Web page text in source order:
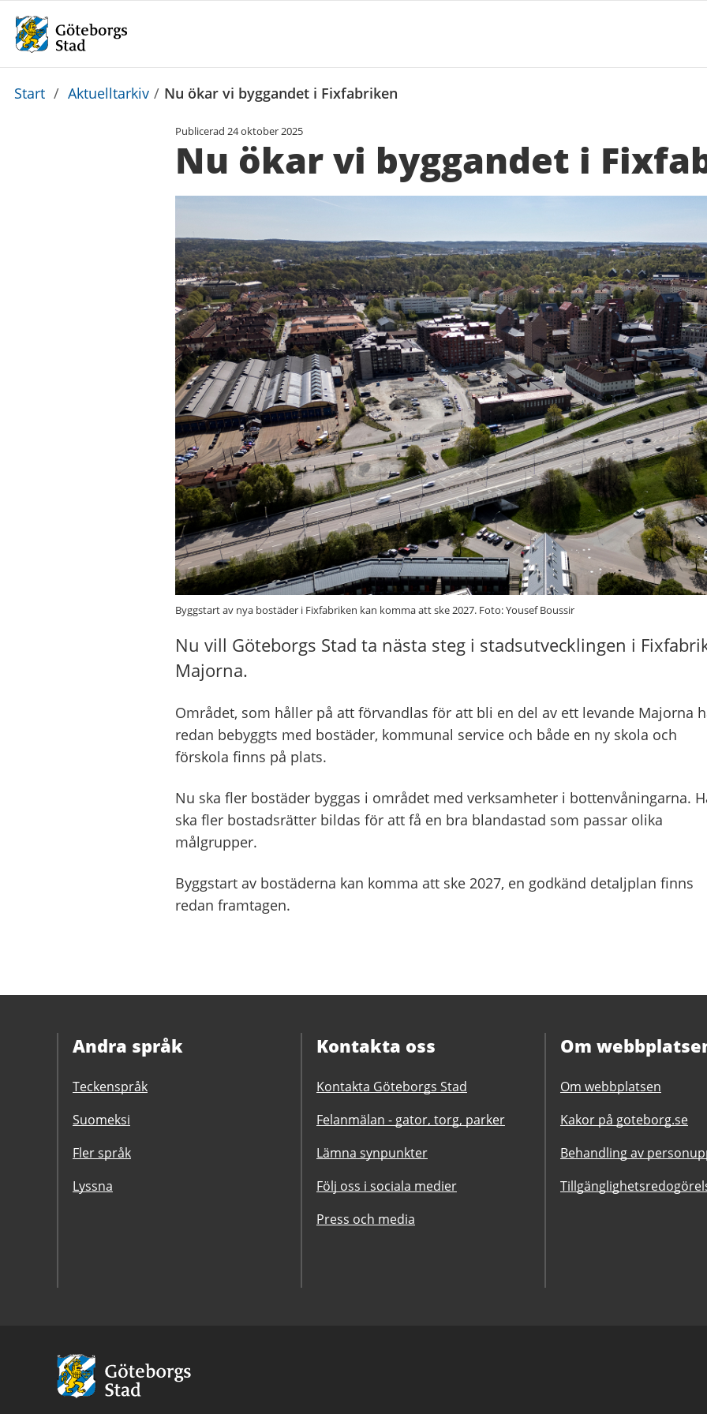
Du
Start / Aktuelltarkiv / Nu ökar vi byggandet i Fixfabriken
Publicerad 24 oktober 2025
Nu ökar vi byggandet i
Byggstart av nya bostäder i Fixfabriken kan komma att ske 2027. Foto: Yousef Boussir
Nu vill Göteborgs Stad ta nästa steg i stadsutvecklingen i
Majorna.
Området, som håller på att förvandlas för att bli en del av ett levande Majorna
redan bebyggts med bostäder, kommunal service och både en ny skola och
förskola finns på plats.
Nu ska fler bostäder byggas i området med verksamheter i bottenvåningarna.
ska fler bostadsrätter bildas för att få en bra blandastad som passar olika
målgrupper.
Byggstart av bostäderna kan komma att ske 2027, en godkänd detaljplan finns
redan framtagen.
Andra språk
Teckenspråk
Suomeksi
Fler språk
Lyssna
Kontakta oss
Kontakta Göteborgs Stad
Felanmälan - gator, torg, parker
Lämna synpunkter
Följ oss i sociala medier
Press och media
Om
Om webbplatsen
Kakor på goteborg.se
Behandling av
Avsändare:
Göteborgs
Stad